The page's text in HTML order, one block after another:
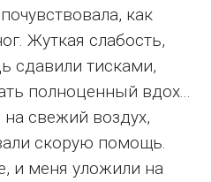
как
Жуткая слабость,
сдавили тисками,
полноценный вдох...
свежий воздух,
скорую помощь.
и меня уложили на